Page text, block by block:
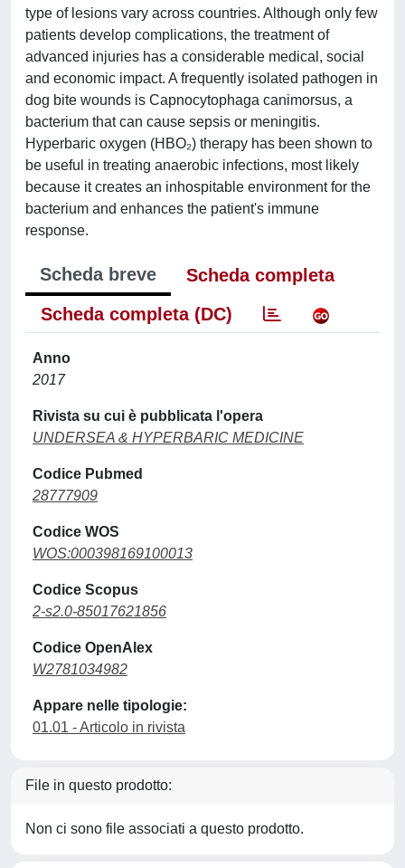
type of lesions vary across countries. Although only few
patients develop complications, the treatment of
advanced injuries has a considerable medical, social
and economic impact. A frequently isolated pathogen in
dog bite wounds is Capnocytophaga canimorsus, a
bacterium that can cause sepsis or meningitis.
Hyperbaric oxygen (HBO₂) therapy has been shown to
be useful in treating anaerobic infections, most likely
because it creates an inhospitable environment for the
bacterium and enhances the patient's immune
response.
Scheda breve
Scheda completa
Scheda completa (DC)
Anno
2017
Rivista su cui è pubblicata l'opera
UNDERSEA & HYPERBARIC MEDICINE
Codice Pubmed
28777909
Codice WOS
WOS:000398169100013
Codice Scopus
2-s2.0-85017621856
Codice OpenAlex
W2781034982
Appare nelle tipologie:
01.01 - Articolo in rivista
File in questo prodotto:
Non ci sono file associati a questo prodotto.